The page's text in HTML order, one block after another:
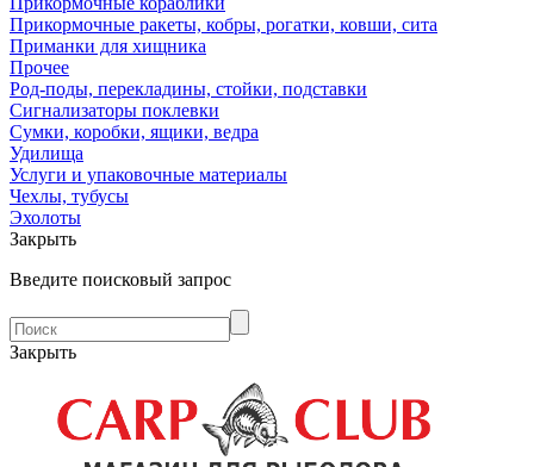
Прикормочные ракеты, кобры, рогатки, ковши, сита
Приманки для хищника
Прочее
Род-поды, перекладины, стойки, подставки
Сигнализаторы поклевки
Сумки, коробки, ящики, ведра
Удилища
Услуги и упаковочные материалы
Чехлы, тубусы
Эхолоты
Закрыть
Введите поисковый запрос
Закрыть